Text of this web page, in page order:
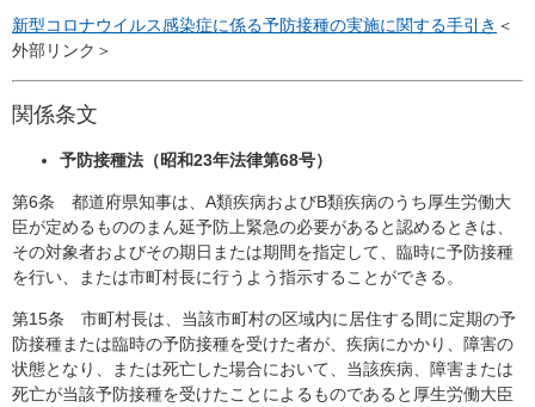
新型コロナウイルス感染症に係る予防接種の実施に関する手引き ＜
外部リンク＞
関係条文
予防接種法（昭和23年法律第68号）
第6条 都道府県知事は、A類疾病およびB類疾病のうち厚生労働大
臣が定めるもののまん延予防上緊急の必要があると認めるときは、
その対象者およびその期日または期間を指定して、臨時に予防接種
を行い、または市町村長に行うよう指示することができる。
第15条 市町村長は、当該市町村の区域内に居住する間に定期の予
防接種または臨時の予防接種を受けた者が、疾病にかかり、障害の
状態となり、または死亡した場合において、当該疾病、障害または
死亡が当該予防接種を受けたことによるものであると厚生労働大臣